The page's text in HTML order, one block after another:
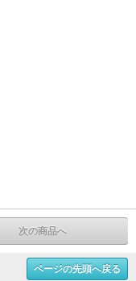
次の商品へ
ページの先頭へ戻る